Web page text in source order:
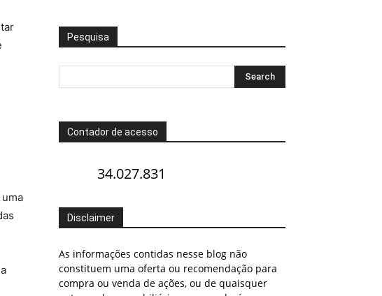
Pesquisa
Contador de acesso
34.027.831
Disclaimer
As informações contidas nesse blog não
constituem uma oferta ou recomendação para
compra ou venda de ações, ou de quaisquer